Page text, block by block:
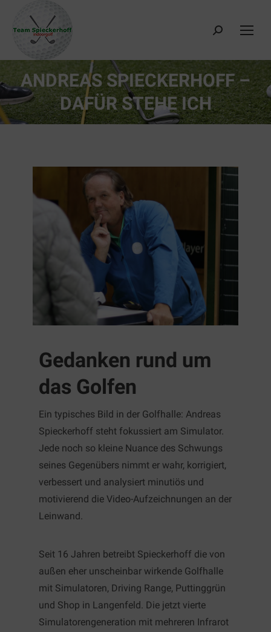
Search:
ANDREAS SPIECKERHOFF –
DAFÜR STEHE ICH
Gedanken rund um
das Golfen
Ein typisches Bild in der Golfhalle: Andreas
Spieckerhoff steht fokussiert am Simulator.
Jede noch so kleine Nuance des Schwungs
seines Gegenübers nimmt er wahr, korrigiert,
verbessert und analysiert minutiös und
motivierend die Video-Aufzeichnungen an der
Leinwand.
Seit 16 Jahren betreibt Spieckerhoff die von
außen eher unscheinbar wirkende Golfhalle
mit Simulatoren, Driving Range, Puttinggrün
und Shop in Langenfeld. Die jetzt vierte
Simulatorengeneration mit mehreren Infrarot